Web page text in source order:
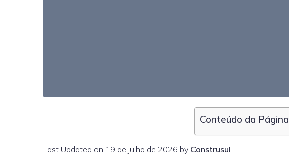
Conteúdo da Página
Last Updated on 19 de julho de 2026 by Construsul